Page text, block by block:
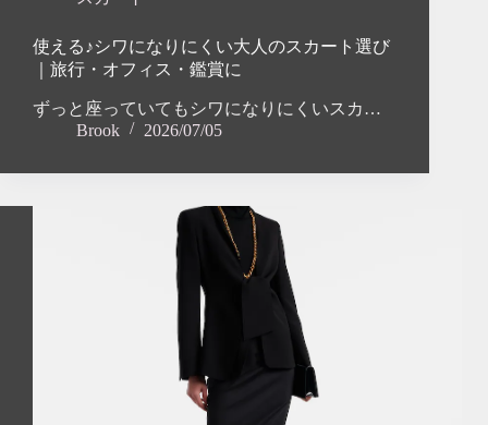
使える♪シワになりにくい大人のスカート選び
｜旅行・オフィス・鑑賞に
ずっと座っていてもシワになりにくいスカ…
Brook
2026/07/05